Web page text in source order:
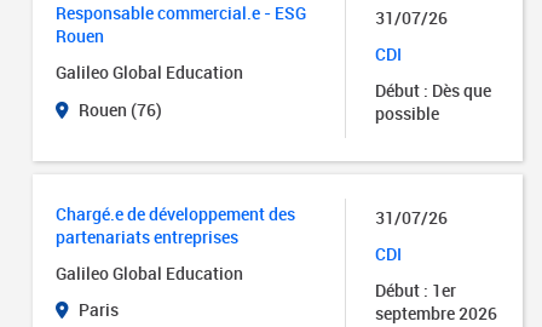
Responsable commercial.e - ESG
Rouen
Galileo Global Education
Rouen (76)
31/07/26
CDI
Début : Dès que
possible
Chargé.e de développement des
partenariats entreprises
Galileo Global Education
Paris
31/07/26
CDI
Début : 1er
septembre 2026